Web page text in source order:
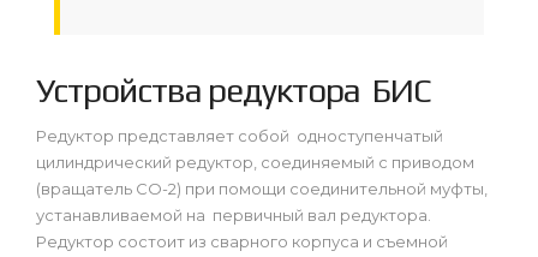
Устройства редуктора БИС
Редуктор представляет собой одноступенчатый
цилиндрический редуктор, соединяемый с приводом
(вращатель СО-2) при помощи соединительной муфты,
устанавливаемой на первичный вал редуктора.
Редуктор состоит из сварного корпуса и съемной